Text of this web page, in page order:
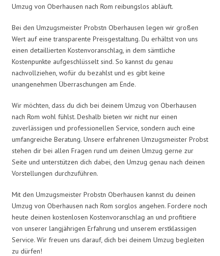
Umzug von Oberhausen nach Rom reibungslos abläuft.
Bei den Umzugsmeister Probstn Oberhausen legen wir großen
Wert auf eine transparente Preisgestaltung. Du erhältst von uns
einen detaillierten Kostenvoranschlag, in dem sämtliche
Kostenpunkte aufgeschlüsselt sind. So kannst du genau
nachvollziehen, wofür du bezahlst und es gibt keine
unangenehmen Überraschungen am Ende.
Wir möchten, dass du dich bei deinem Umzug von Oberhausen
nach Rom wohl fühlst. Deshalb bieten wir nicht nur einen
zuverlässigen und professionellen Service, sondern auch eine
umfangreiche Beratung. Unsere erfahrenen Umzugsmeister Probst
stehen dir bei allen Fragen rund um deinen Umzug gerne zur
Seite und unterstützen dich dabei, den Umzug genau nach deinen
Vorstellungen durchzuführen.
Mit den Umzugsmeister Probstn Oberhausen kannst du deinen
Umzug von Oberhausen nach Rom sorglos angehen. Fordere noch
heute deinen kostenlosen Kostenvoranschlag an und profitiere
von unserer langjährigen Erfahrung und unserem erstklassigen
Service. Wir freuen uns darauf, dich bei deinem Umzug begleiten
zu dürfen!